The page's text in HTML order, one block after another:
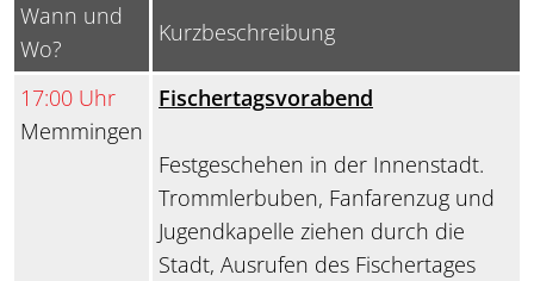
Wann und
Wo?
Kurzbeschreibung
17:00 Uhr
Memmingen
Fischertagsvorabend
Festgeschehen in der Innenstadt.
Trommlerbuben, Fanfarenzug und
Jugendkapelle ziehen durch die
Stadt, Ausrufen des Fischertages